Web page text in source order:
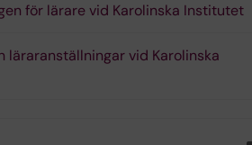
för lärare vid Karolinska Institutet
läraranställningar vid Karolinska